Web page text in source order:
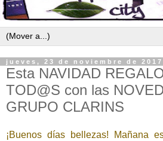
jueves, 23 de noviembre de 2017
Esta NAVIDAD
TOD@S con las
GRUPO CLARINS
¡Buenos días bellezas! Mañana